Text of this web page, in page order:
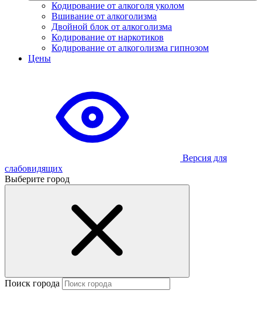
Кодирование от алкоголя уколом
Вшивание от алкоголизма
Двойной блок от алкоголизма
Кодирование от наркотиков
Кодирование от алкоголизма гипнозом
Цены
Версия для
слабовидящих
Выберите город
Поиск города